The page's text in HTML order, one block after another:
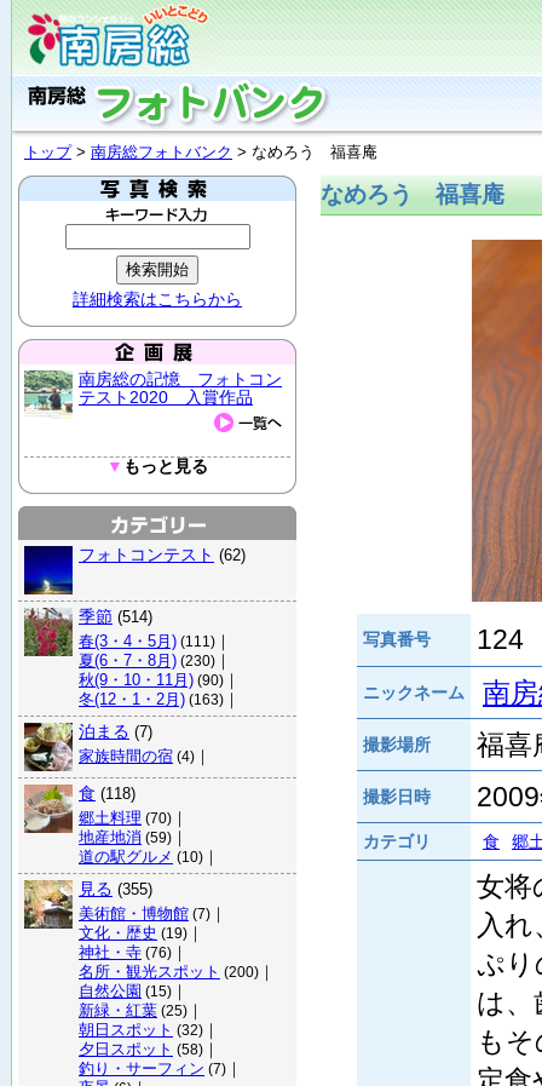
トップ> 南房総フォトバンク > なめろう 福喜庵
詳細検索はこちらから
南房総の記憶 フォトコン
テスト2020 入賞作品
▼ もっと見る
フォトコンテスト (62)
季節 (514)
春(3・4・5月) (111) ｜
夏(6・7・8月) (230) ｜
秋(9・10・11月) (90) ｜
冬(12・1・2月) (163) ｜
泊まる (7)
家族時間の宿 (4) ｜
食 (118)
郷土料理 (70) ｜
地産地消 (59) ｜
道の駅グルメ (10) ｜
見る (355)
美術館・博物館 (7) ｜
文化・歴史 (19) ｜
神社・寺 (76) ｜
名所・観光スポット (200) ｜
自然公園 (15) ｜
新緑・紅葉 (25) ｜
朝日スポット (32) ｜
夕日スポット (58) ｜
釣り・サーフィン (7) ｜
なめろう 福喜庵
写真番号 124
ニックネーム 南
撮影場所 福喜
撮影日時
カテゴリ 食 郷
女将
入
ぷり
は、
も